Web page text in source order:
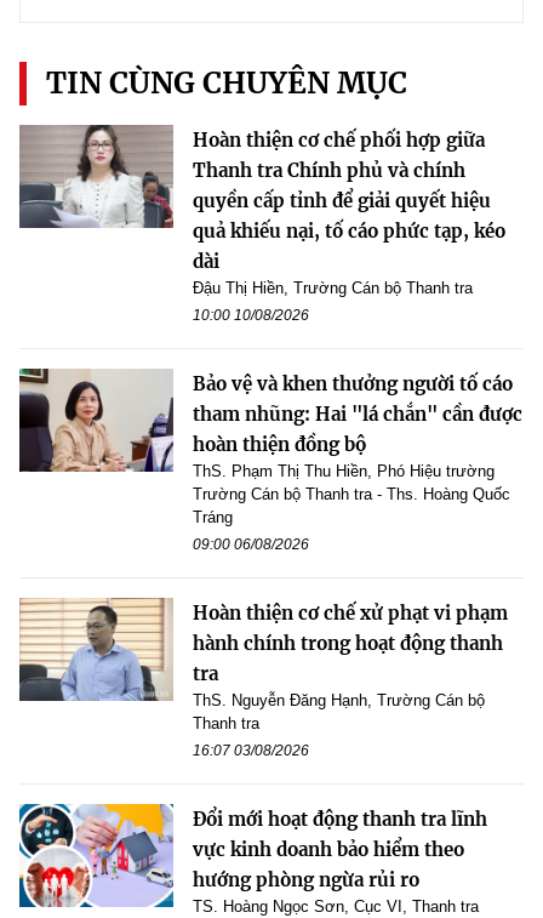
TIN CÙNG CHUYÊN MỤC
Hoàn thiện cơ chế phối hợp giữa
Thanh tra Chính phủ và chính
quyền cấp tỉnh để giải quyết hiệu
quả khiếu nại, tố cáo phức tạp, kéo
dài
Đậu Thị Hiền, Trường Cán bộ Thanh tra
10:00 10/08/2026
Bảo vệ và khen thưởng người tố cáo
tham nhũng: Hai "lá chắn" cần được
hoàn thiện đồng bộ
ThS. Phạm Thị Thu Hiền, Phó Hiệu trường
Trường Cán bộ Thanh tra - Ths. Hoàng Quốc
Tráng
09:00 06/08/2026
Hoàn thiện cơ chế xử phạt vi phạm
hành chính trong hoạt động thanh
tra
ThS. Nguyễn Đăng Hạnh, Trường Cán bộ
Thanh tra
16:07 03/08/2026
Đổi mới hoạt động thanh tra lĩnh
vực kinh doanh bảo hiểm theo
hướng phòng ngừa rủi ro
TS. Hoàng Ngọc Sơn, Cục VI, Thanh tra